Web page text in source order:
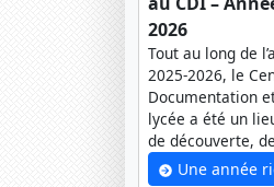
2026
Tout au long de
2025-2026, le
Documentation
lycée a été un
de découverte,
Une année riche en projets